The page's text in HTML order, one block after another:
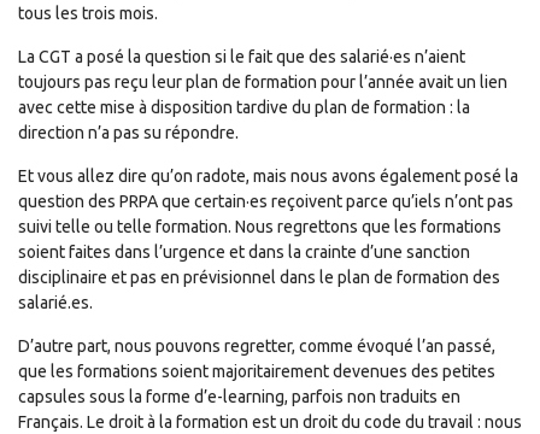
tous les trois mois.
La CGT a posé la question si le fait que des salarié·es n’aient
toujours pas reçu leur plan de formation pour l’année avait un lien
avec cette mise à disposition tardive du plan de formation : la
direction n’a pas su répondre.
Et vous allez dire qu’on radote, mais nous avons également posé la
question des PRPA que certain·es reçoivent parce qu’iels n’ont pas
suivi telle ou telle formation. Nous regrettons que les formations
soient faites dans l’urgence et dans la crainte d’une sanction
disciplinaire et pas en prévisionnel dans le plan de formation des
salarié.es.
D’autre part, nous pouvons regretter, comme évoqué l’an passé,
que les formations soient majoritairement devenues des petites
capsules sous la forme d’e-learning, parfois non traduits en
Français. Le droit à la formation est un droit du code du travail : nous